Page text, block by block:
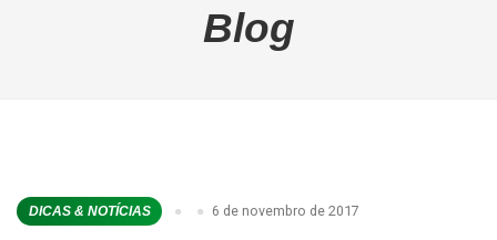
Blog
DICAS & NOTÍCIAS 6 de novembro de 2017